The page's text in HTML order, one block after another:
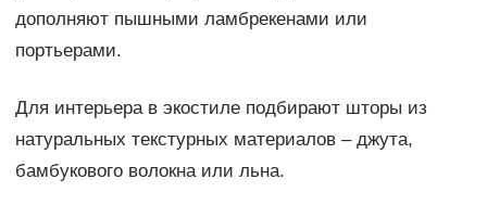
дополняют пышными ламбрекенами или
портьерами.
Для интерьера в экостиле подбирают шторы из
натуральных текстурных материалов – джута,
бамбукового волокна или льна.